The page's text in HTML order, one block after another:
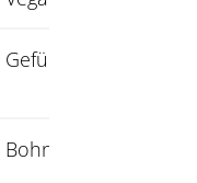
Gefüllte Paprika
Bohneneintopf